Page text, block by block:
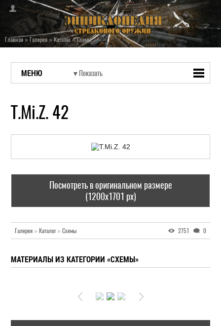
Главная»Галерея»Каталог»Схемы
МЕНЮ
T.Mi.Z. 42
Посмотреть в оригинальном размере
(1200x1701 px)
Галерея » Каталог» Схемы 2751 0
МАТЕРИАЛЫ ИЗ КАТЕГОРИИ «СХЕМЫ»